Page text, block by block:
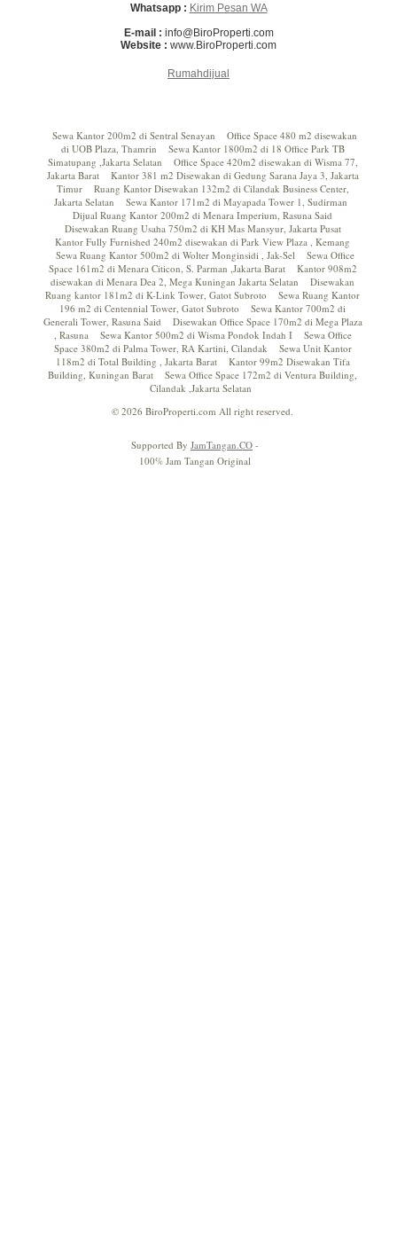
Whatsapp : Kirim Pesan WA
E-mail : info@BiroProperti.com
Website : www.BiroProperti.com
Rumahdijual
Sewa Kantor 200m2 di Sentral Senayan
Office Space 480 m2 disewakan
di UOB Plaza, Thamrin
Sewa Kantor 1800m2 di 18 Office Park TB
Simatupang ,Jakarta Selatan
Office Space 420m2 disewakan di Wisma 77,
Jakarta Barat
Kantor 381 m2 Disewakan di Gedung Sarana Jaya 3, Jakarta
Timur
Ruang Kantor Disewakan 132m2 di Cilandak Business Center,
Jakarta Selatan
Sewa Kantor 171m2 di Mayapada Tower 1, Sudirman
Dijual Ruang Kantor 200m2 di Menara Imperium, Rasuna Said
Disewakan Ruang Usaha 750m2 di KH Mas Mansyur, Jakarta Pusat
Kantor Fully Furnished 240m2 disewakan di Park View Plaza , Kemang
Sewa Ruang Kantor 500m2 di Wolter Monginsidi , Jak-Sel
Sewa Office
Space 161m2 di Menara Citicon, S. Parman ,Jakarta Barat
Kantor 908m2
disewakan di Menara Dea 2, Mega Kuningan Jakarta Selatan
Disewakan
Ruang kantor 181m2 di K-Link Tower, Gatot Subroto
Sewa Ruang Kantor
196 m2 di Centennial Tower, Gatot Subroto
Sewa Kantor 700m2 di
Generali Tower, Rasuna Said
Disewakan Office Space 170m2 di Mega Plaza
, Rasuna
Sewa Kantor 500m2 di Wisma Pondok Indah I
Sewa Office
Space 380m2 di Palma Tower, RA Kartini, Cilandak
Sewa Unit Kantor
118m2 di Total Building , Jakarta Barat
Kantor 99m2 Disewakan Tifa
Building, Kuningan Barat
Sewa Office Space 172m2 di Ventura Building,
Cilandak ,Jakarta Selatan
© 2026 BiroProperti.com All right reserved.
Supported By JamTangan.CO -
100% Jam Tangan Original